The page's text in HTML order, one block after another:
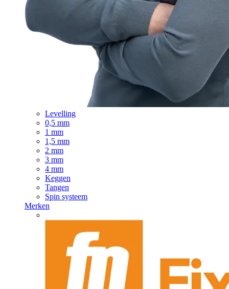
Levelling
0,5 mm
1 mm
1,5 mm
2 mm
3 mm
4 mm
Keggen
Tangen
Spin systeem
Merken